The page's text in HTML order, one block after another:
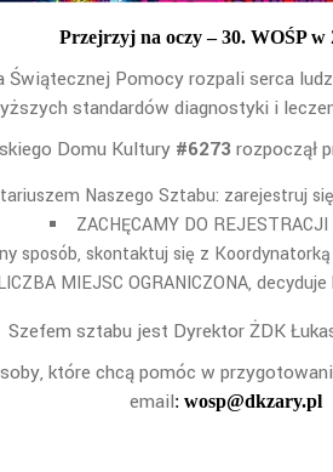
Przejrzyj na oczy – 30. WOŚP w
Świątecznej Pomocy rozpali serca
standardów diagnostyki i
Domu Kultury #6273 rozpoczął
Naszego Sztabu: zarejestruj
ZACHĘCAMY DO
sposób, skontaktuj się z
MIEJSC OGRANICZONA,
Szefem sztabu jest Dyrektor ŻDK
które chcą pomóc w
email: wosp@dkzary.pl